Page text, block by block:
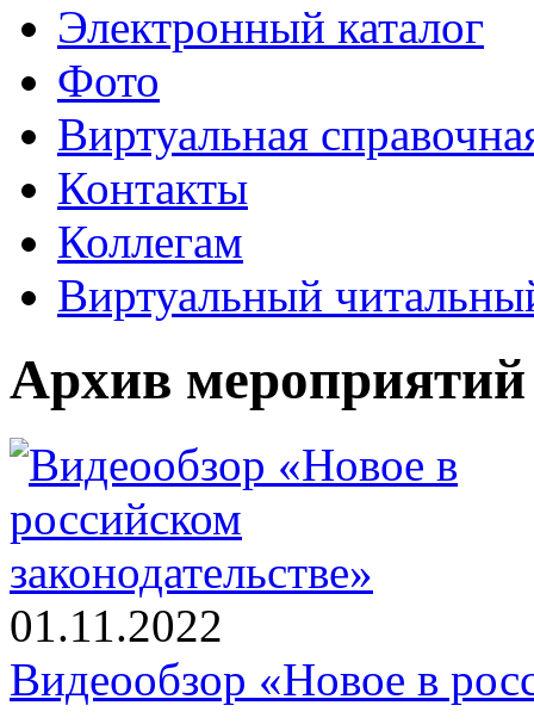
Электронный каталог
Фото
Виртуальная
Контакты
Коллегам
Виртуальный
Архив мероприятий
01.11.2022
Видеообзор «Новое в